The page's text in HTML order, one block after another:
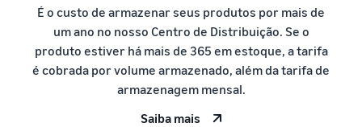
É o custo de armazenar seus produtos por mais de
um ano no nosso Centro de Distribuição. Se o
produto estiver há mais de 365 em estoque, a tarifa
é cobrada por volume armazenado, além da tarifa de
armazenagem mensal.
Saiba mais